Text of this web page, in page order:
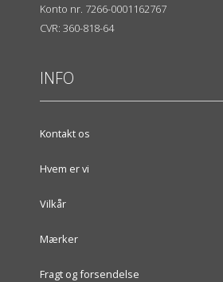
Konto nr. 7266-0001162767
CVR: 360-818-64
INFO
Kontakt os
Hvem er vi
Vilkår
Mærker
Fragt og forsendelse